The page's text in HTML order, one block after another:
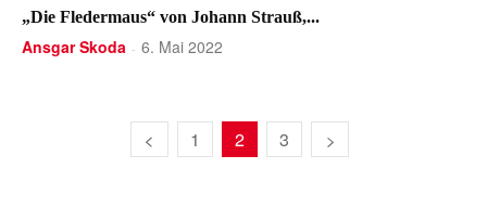
„Die Fledermaus“ von Johann Strauß,...
Ansgar Skoda - 6. Mai 2022
1 2 3